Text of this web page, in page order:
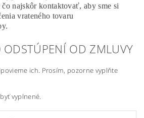
čo najskôr kontaktovať, aby sme si
vrateného tovaru
ODSTÚPENÍ OD ZMLUVY
ich. Prosím, pozorne vyplňte
vyplnené.